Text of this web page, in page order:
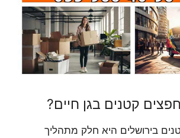
קטנים בגן חיים?
בירושלים היא חלק מתהליך